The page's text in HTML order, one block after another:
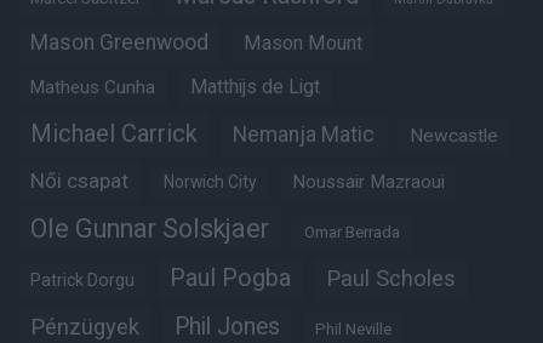
Mason Greenwood Mason Mount
Matheus Cunha Matthijs de Ligt
Michael Carrick Nemanja Matic Newcastle
Női csapat Norwich City Noussair Mazraoui
Ole Gunnar Solskjaer Omar Berrada
Patrick Dorgu Paul Pogba Paul Scholes
Pénzügyek Phil Jones Phil Neville